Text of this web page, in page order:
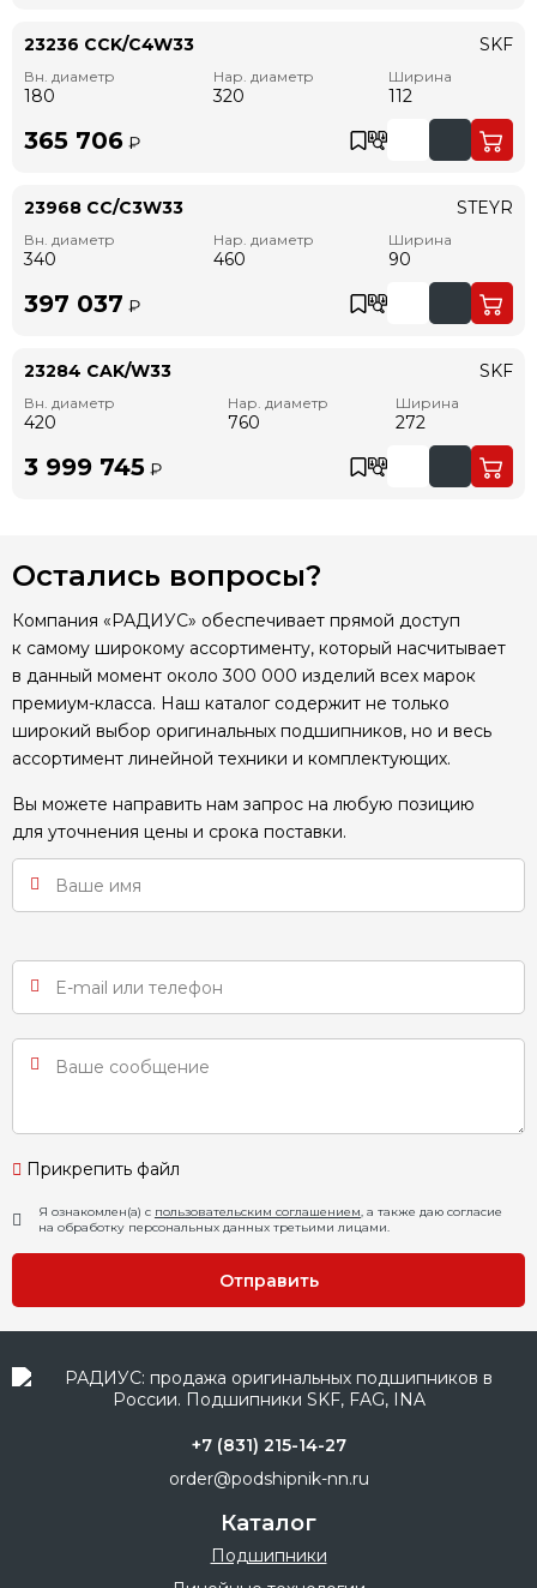
23236 CCK/C4W33
Вн. диаметр
180
Нар. диаметр
320
Ширина
112
SKF
365 706 ₽
23968 CC/C3W33
Вн. диаметр
340
Нар. диаметр
460
Ширина
90
STEYR
397 037 ₽
23284 CAK/W33
Вн. диаметр
420
Нар. диаметр
760
Ширина
272
SKF
3 999 745 ₽
Остались вопросы?
Компания «РАДИУС» обеспечивает прямой доступ
к самому широкому ассортименту, который насчитывает
в данный момент около 300 000 изделий всех марок
премиум-класса. Наш каталог содержит не только
широкий выбор оригинальных подшипников, но и весь
ассортимент линейной техники и комплектующих.
Вы можете направить нам запрос на любую позицию
для уточнения цены и срока поставки.
Прикрепить файл
Я ознакомлен(а) с пользовательским соглашением, а также даю согласие
на обработку персональных данных третьими лицами.
Отправить
+7 (831) 215-14-27
order@podshipnik-nn.ru
Каталог
Подшипники